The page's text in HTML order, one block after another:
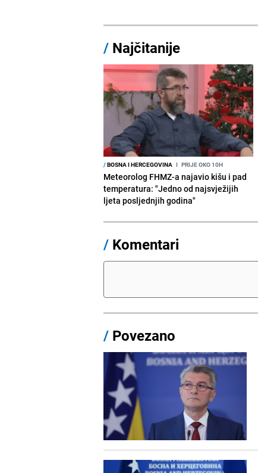
/ Najčitanije
/BOSNA I HERCEGOVINA I PRIJE OKO 10H
Meteorolog FHMZ-a najavio kišu i pad
temperatura: "Jedno od najsvježijih
ljeta posljednjih godina"
/ Komentari
/ Povezano